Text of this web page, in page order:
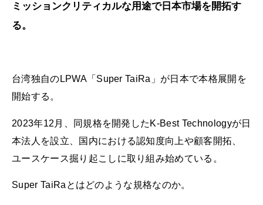
ミッションクリティカルな用途で日本市場を開拓す
る。
台湾独自のLPWA「Super TaiRa」が日本で本格展開を
開始する。
2023年12月、同規格を開発したK-Best Technologyが日
本法人を設立、国内における認知度向上や顧客開拓、
ユースケース掘り起こしに取り組み始めている。
Super TaiRaとはどのような規格なのか。